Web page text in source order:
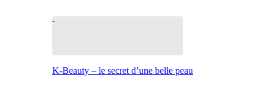
K-Beauty – le secret d’une belle peau